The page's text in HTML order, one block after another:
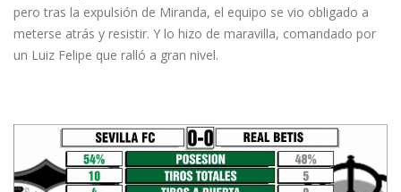
pero tras la expulsión de Miranda, el equipo se vio obligado a
meterse atrás y resistir. Y lo hizo de maravilla, comandado por
un Luiz Felipe que ralló a gran nivel.